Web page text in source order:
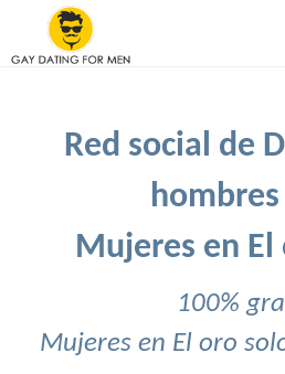
Red social de
hombres
Mujeres en El
100%
Mujeres en El oro